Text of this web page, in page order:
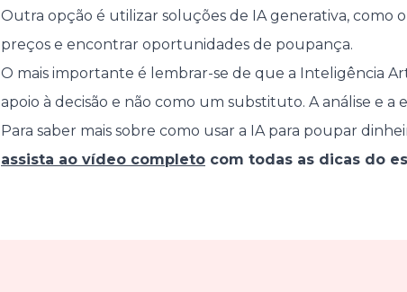
Outra opção é utilizar soluções de IA generativa, como o
preços e encontrar oportunidades de poupança.
O mais importante é lembrar-se de que a Inteligência
apoio à decisão e não como um substituto. A análise e a
Para saber mais sobre como usar a IA para poupar
assista ao vídeo completo com todas as dicas do